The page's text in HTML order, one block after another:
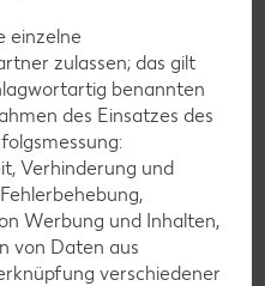
einzelne
zulassen; das gilt
benannten
des Einsatzes des
Verhinderung und
Werbung und Inhalten,
von Daten aus
verschiedener